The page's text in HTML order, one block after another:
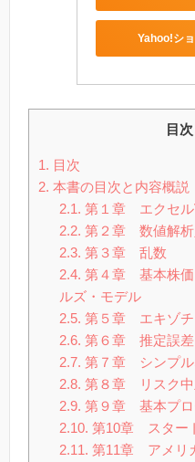
Yahoo!シ
目次
1. 目次
2. 本書の目次と内容概説
2.1. 第１章 エクセル
2.2. 第２章 数値解析
2.3. 第３章 乱数
2.4. 第４章 基本株価
ルズ・モデル
2.5. 第５章 エキゾチ
2.6. 第６章 推定誤差
2.7. 第７章 シンプル
2.8. 第８章 リスク中
2.9. 第９章 基本プロ
2.10. 第10章 スター
2.11. 第11章 アメリ